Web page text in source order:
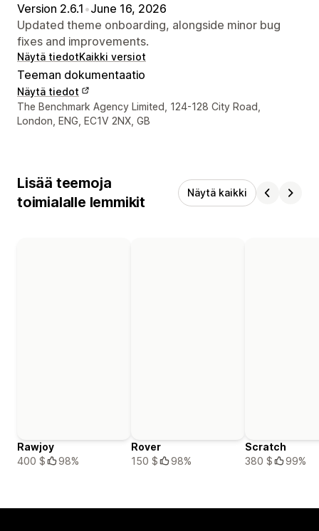
Version 2.6.1 •June 16, 2026
Updated theme onboarding, alongside minor bug
fixes and improvements.
Näytä tiedotKaikki versiot
Teeman dokumentaatio
Näytä tiedot
Suunnittelijan yhteystiedot
The Benchmark Agency Limited, 124-128 City Road,
London, ENG, EC1V 2NX, GB
Lisää teemoja
toimialalle lemmikit
Näytä kaikki
Rawjoy
400 $
98%
Rover
150 $
98%
Scratch
380 $
99%